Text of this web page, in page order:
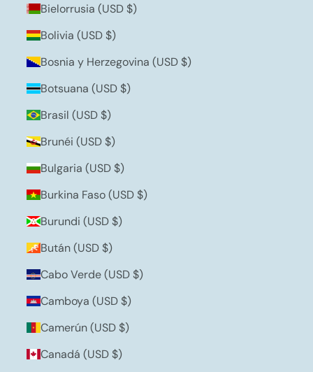
Bielorrusia (USD $)
Bolivia (USD $)
Bosnia y Herzegovina (USD $)
Botsuana (USD $)
Brasil (USD $)
Brunéi (USD $)
Bulgaria (USD $)
Burkina Faso (USD $)
Burundi (USD $)
Bután (USD $)
Cabo Verde (USD $)
Camboya (USD $)
Camerún (USD $)
Canadá (USD $)